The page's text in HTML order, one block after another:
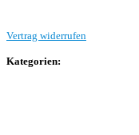
Vertrag widerrufen
Kategorien: